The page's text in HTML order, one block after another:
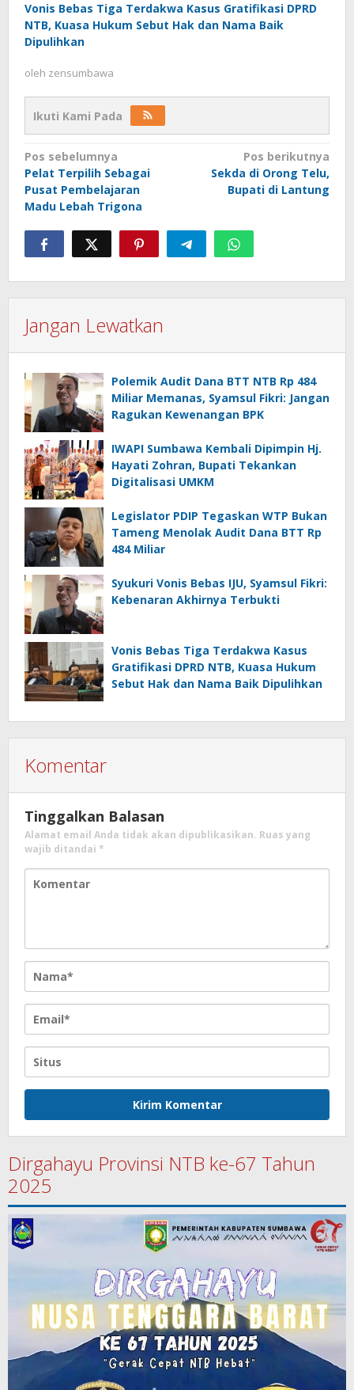
Vonis Bebas Tiga Terdakwa Kasus Gratifikasi DPRD
NTB, Kuasa Hukum Sebut Hak dan Nama Baik
Dipulihkan
oleh zensumbawa
Ikuti Kami Pada
Navigasi
pos
Pos sebelumnya
Pelat Terpilih Sebagai
Pusat Pembelajaran
Madu Lebah Trigona
Pos berikutnya
Sekda di Orong Telu,
Bupati di Lantung
Jangan Lewatkan
Polemik Audit Dana BTT NTB Rp 484
Miliar Memanas, Syamsul Fikri: Jangan
Ragukan Kewenangan BPK
IWAPI Sumbawa Kembali Dipimpin Hj.
Hayati Zohran, Bupati Tekankan
Digitalisasi UMKM
Legislator PDIP Tegaskan WTP Bukan
Tameng Menolak Audit Dana BTT Rp
484 Miliar
Syukuri Vonis Bebas IJU, Syamsul Fikri:
Kebenaran Akhirnya Terbukti
Vonis Bebas Tiga Terdakwa Kasus
Gratifikasi DPRD NTB, Kuasa Hukum
Sebut Hak dan Nama Baik Dipulihkan
Komentar
Tinggalkan Balasan
Alamat email Anda tidak akan dipublikasikan. Ruas yang
wajib ditandai *
Dirgahayu Provinsi NTB ke-67 Tahun
2025